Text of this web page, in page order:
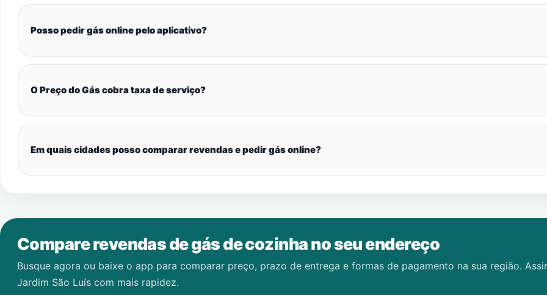
Posso pedir gás online pelo aplicativo?
O Preço do Gás cobra taxa de serviço?
Em quais cidades posso comparar revendas e pedir gás online?
Compare revendas de gás de cozinha no seu endereço
Busque agora ou baixe o app para comparar preço, prazo de entrega e formas de pagamento na sua região.
Jardim São Luís com mais rapidez.